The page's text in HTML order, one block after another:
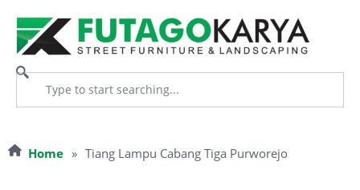
Home » Tiang Lampu Cabang Tiga Purworejo